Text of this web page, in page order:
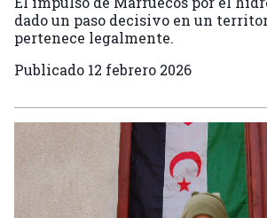
dado un paso decisivo en un
pertenece legalmente.
Publicado 12 febrero 2026